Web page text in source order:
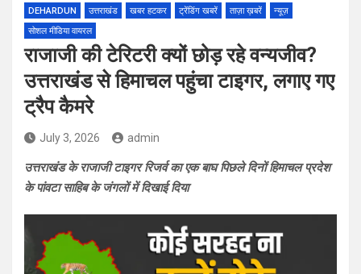
DEHARDUN उत्तराखंड खबर हटकर ट्रेंडिंग खबरें ताज़ा ख़बरें
न्यूज़
सोशल मीडिया वायरल
राजाजी की टेरिटरी क्यों छोड़ रहे वन्यजीव?
उत्तराखंड से हिमाचल पहुंचा टाइगर, लगाए गए
ट्रैप कैमरे
July 3, 2026 admin
उत्तराखंड के राजाजी टाइगर रिजर्व का एक बाघ पिछले दिनों हिमाचल प्रदेश
के पांवटा साहिब के जंगलों में दिखाई दिया